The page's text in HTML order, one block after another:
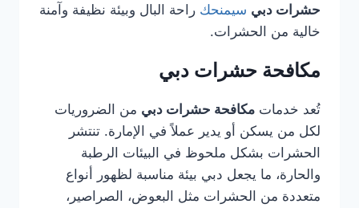
حشرات دبي سيمنحك راحة البال وبيئة نظيفة وآمنة
خالية من الحشرات.
مكافحة حشرات دبي
تُعد خدمات مكافحة حشرات دبي من الضروريات
لكل من يسكن أو يدير عملاً في الإمارة. تنتشر
الحشرات بشكل ملحوظ في البيئات الرطبة
والحارة، ما يجعل دبي بيئة مناسبة لظهور أنواع
متعددة من الحشرات مثل البعوض، الصراصير،